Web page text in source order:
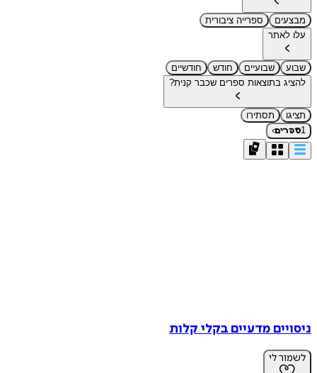
מבצעים
ספרייה ציבורית
עלו לאתר
שבוע שבועיים חודש
חודשיים
להציג בתוצאות ספרים שכבר קנית?
תציגו
תסתירו
1ספרים›
ניסויים מדעיים בקלי קלות
לשמור לי